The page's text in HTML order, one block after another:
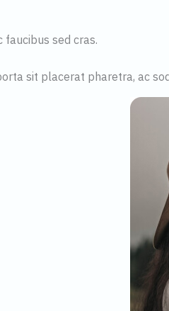
faucibus sed cras.
sit placerat pharetra, ac